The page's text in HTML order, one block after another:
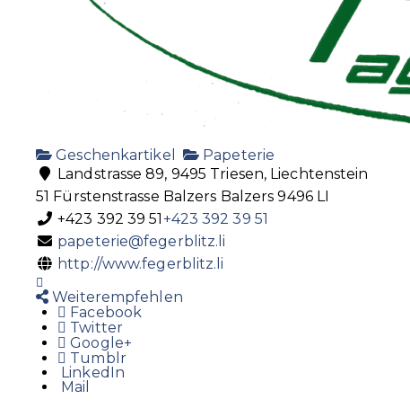
Geschenkartikel
Papeterie
Landstrasse 89, 9495 Triesen, Liechtenstein
51 Fürstenstrasse Balzers Balzers 9496 LI
+423 392 39 51+423 392 39 51
papeterie@fegerblitz.li
http://www.fegerblitz.li
Weiterempfehlen
Facebook
Twitter
Google+
Tumblr
LinkedIn
Mail